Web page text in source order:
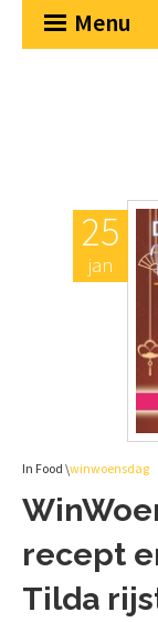
Menu
25
jan
In Food \winwoensdag
recept
Tilda